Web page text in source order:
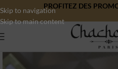
Skip to navigation
Skip to main content
PROFITEZ DES